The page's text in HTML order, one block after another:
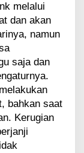
melalui
dan akan
namun
saja dan
bahkan saat
Kerugian